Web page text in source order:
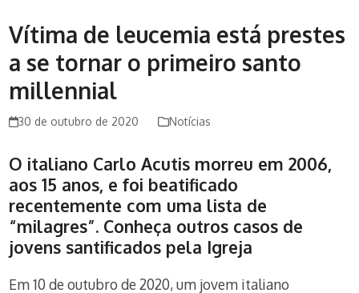
Vítima de leucemia está prestes
a se tornar o primeiro santo
millennial
30 de outubro de 2020 Notícias
O italiano Carlo Acutis morreu em 2006,
aos 15 anos, e foi beatificado
recentemente com uma lista de
“milagres”. Conheça outros casos de
jovens santificados pela Igreja
Em 10 de outubro de 2020, um jovem italiano